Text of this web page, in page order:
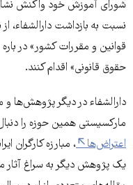
شورای آموزش خود واکنش نشان
نسبت به بازداشت
قوانین و مقررات کشور» در
حقوق قانونی» اقدام کنند.
دارالشفاء در دیگر پژوهش‌ها و
مارکسیستی همین حوزه را
اعتراض‌ها
یک پژوهش دیگر به سراغ آثار